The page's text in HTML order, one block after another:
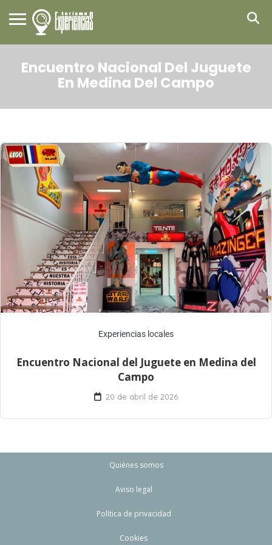
Encuentro Nacional Del Juguete
En Medina Del Campo
Experiencias locales
Encuentro Nacional del Juguete en Medina del
Campo
20 de abril de 2026
Quiénes somos
Aviso legal
Política de privacidad
Cookies